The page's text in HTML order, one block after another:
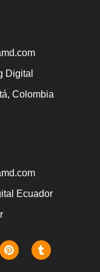
Digital
Colombia
Ecuador